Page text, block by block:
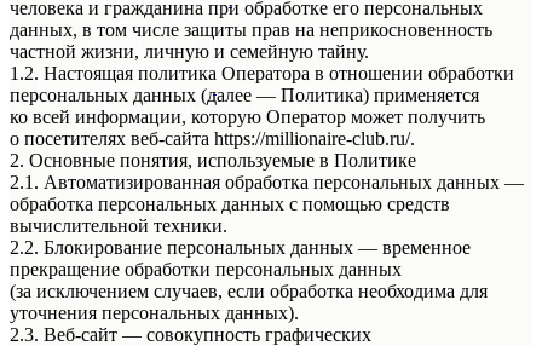
Режим работы с 10:00 до 21:00
* Подробности акции уточняйте у Стилистов
Консультантов Магазина!
Мы находимся в г.Уфа ул. 50-летия октября д.18
Режим работы с 9:00 до 21:00
человека и гражданина при обработке его персональных
данных, в том числе защиты прав на неприкосновенность
частной жизни, личную и семейную тайну.
1.2. Настоящая политика Оператора в отношении обработки
персональных данных (далее — Политика) применяется
ко всей информации, которую Оператор может получить
о посетителях веб-сайта https://millionaire-club.ru/.
2. Основные понятия, используемые в Политике
2.1. Автоматизированная обработка персональных данных —
обработка персональных данных с помощью средств
вычислительной техники.
2.2. Блокирование персональных данных — временное
прекращение обработки персональных данных
(за исключением случаев, если обработка необходима для
уточнения персональных данных).
2.3. Веб-сайт — совокупность графических